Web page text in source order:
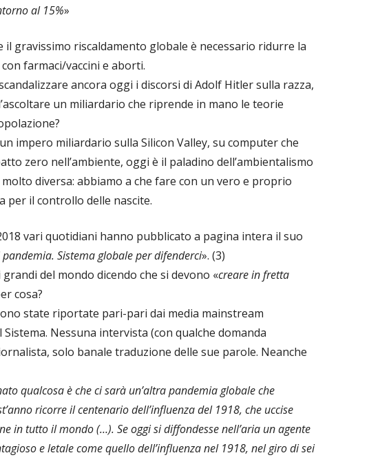
al 15%»
il gravissimo riscaldamento globale è necessario ridurre la
farmaci/vaccini e aborti.
ancora oggi i discorsi di Adolf Hitler sulla razza,
un miliardario che riprende in mano le teorie
impero miliardario sulla Silicon Valley, su computer che
zero nell’ambiente, oggi è il paladino dell’ambientalismo
molto diversa: abbiamo a che fare con un vero e proprio
per il controllo delle nascite.
vari quotidiani hanno pubblicato a pagina intera il suo
pandemia. Sistema globale per difenderci». (3)
del mondo dicendo che si devono «creare in fretta
cosa?
state riportate pari-pari dai media mainstream
Nessuna intervista (con qualche domanda
solo banale traduzione delle sue parole. Neanche
qualcosa è che ci sarà un’altra pandemia globale che
ricorre il centenario dell’influenza del 1918, che uccise
in tutto il mondo (…). Se oggi si diffondesse nell’aria un agente
e letale come quello dell’influenza nel 1918, nel giro di sei